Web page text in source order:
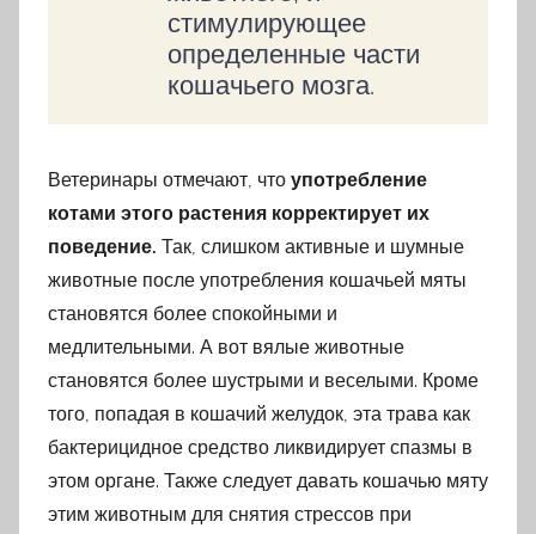
стимулирующее
определенные части
кошачьего мозга.
Ветеринары отмечают, что употребление
котами этого растения корректирует их
поведение. Так, слишком активные и шумные
животные после употребления кошачьей мяты
становятся более спокойными и
медлительными. А вот вялые животные
становятся более шустрыми и веселыми. Кроме
того, попадая в кошачий желудок, эта трава как
бактерицидное средство ликвидирует спазмы в
этом органе. Также следует давать кошачью мяту
этим животным для снятия стрессов при